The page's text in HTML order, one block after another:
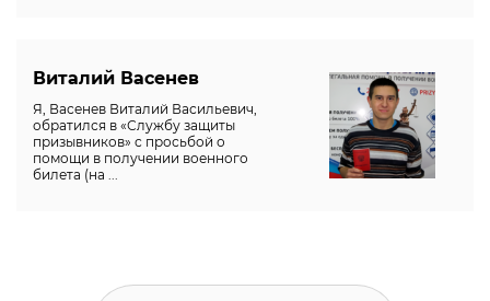
Виталий Васенев
Я, Васенев Виталий Васильевич,
обратился в «Службу защиты
призывников» с просьбой о
помощи в получении военного
билета (на ...